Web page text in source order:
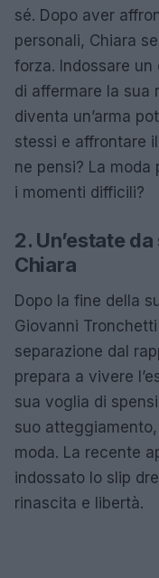
sé. Dopo aver
personali, Chiara
forza. Indossare
di affermare la sua
diventa un’arma
stessi e affrontare
ne pensi? La
i momenti difficili?
2. Un’estate
Chiara
Dopo la fine della
Giovanni
separazione dal
prepara a vivere
sua voglia di
suo
moda. La recente
indossato lo slip
rinascita e libertà.